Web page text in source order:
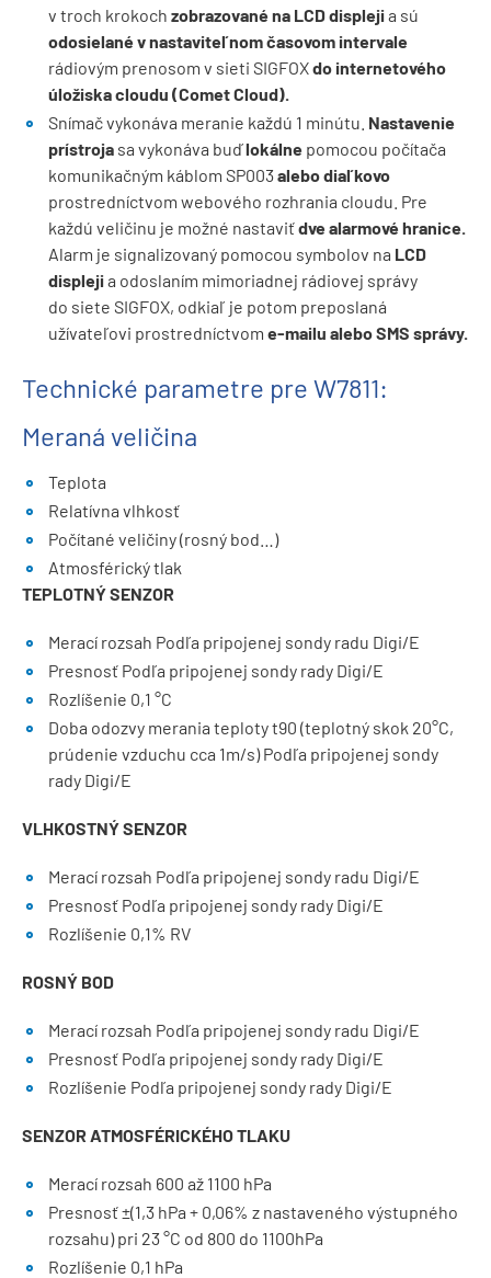
v troch krokoch zobrazované na LCD displejia sú
odosielané v nastaviteľnom časovom intervale
rádiovým prenosom v sieti SIGFOXdo internetového
úložiska cloudu (Comet Cloud).
Snímač vykonáva meranie každú 1 minútu. Nastavenie
prístroja sa vykonáva buďlokálne pomocou počítača
komunikačným káblom SP003alebo diaľkovo
prostredníctvom webového rozhrania cloudu. Pre
každú veličinu je možné nastaviťdve alarmové hranice.
Alarm je signalizovaný pomocou symbolov na LCD
displejia odoslaním mimoriadnej rádiovej správy
do siete SIGFOX, odkiaľ je potom preposlaná
užívateľovi prostredníctvom e-mailu alebo SMS správy.
Technické parametre pre W7811:
Meraná veličina
Teplota
Relatívna vlhkosť
Počítané veličiny (rosný bod…)
Atmosférický tlak
TEPLOTNÝ SENZOR
Merací rozsah Podľa pripojenej sondy radu Digi/E
Presnosť Podľa pripojenej sondy rady Digi/E
Rozlíšenie 0,1 °C
Doba odozvy merania teploty t90 (teplotný skok 20°C,
prúdenie vzduchu cca 1m/s) Podľa pripojenej sondy
rady Digi/E
VLHKOSTNÝ SENZOR
Merací rozsah Podľa pripojenej sondy radu Digi/E
Presnosť Podľa pripojenej sondy rady Digi/E
Rozlíšenie 0,1% RV
ROSNÝ BOD
Merací rozsah Podľa pripojenej sondy radu Digi/E
Presnosť Podľa pripojenej sondy rady Digi/E
Rozlíšenie Podľa pripojenej sondy rady Digi/E
SENZOR ATMOSFÉRICKÉHO TLAKU
Merací rozsah 600 až 1100 hPa
Presnosť ±(1,3 hPa + 0,06% z nastaveného výstupného
rozsahu) pri 23 °C od 800 do 1100hPa
Rozlíšenie 0,1 hPa